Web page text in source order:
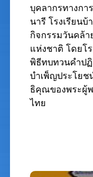
บุคลากรทางกา
นารี โรงเรียน
กิจกรรมวันคล้
แห่งชาติ โดยโ
พิธีทบทวนคำป
บำเพ็ญประโยช
ธิคุณของพระผู้พ
ไทย